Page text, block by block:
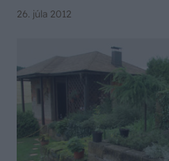
26. júla 2012